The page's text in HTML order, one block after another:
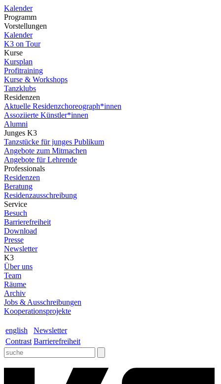
Kalender
Programm
Vorstellungen
Kalender
K3 on Tour
Kurse
Kursplan
Profitraining
Kurse & Workshops
Tanzklubs
Residenzen
Aktuelle Residenzchoreograph*innen
Assoziierte Künstler*innen
Alumni
Junges K3
Tanzstücke für junges Publikum
Angebote zum Mitmachen
Angebote für Lehrende
Professionals
Residenzen
Beratung
Residenzausschreibung
Service
Besuch
Barrierefreiheit
Download
Presse
Newsletter
K3
Über uns
Team
Räume
Archiv
Jobs & Ausschreibungen
Kooperationsprojekte
english
Newsletter
Contrast Barrierefreiheit